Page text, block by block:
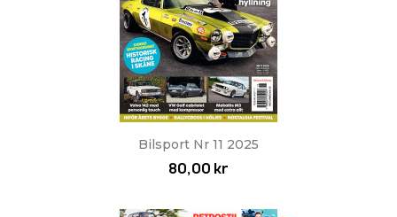
Bilsport Nr 11 2025
80,00 kr